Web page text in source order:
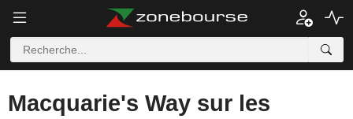
Macquarie's Way sur les